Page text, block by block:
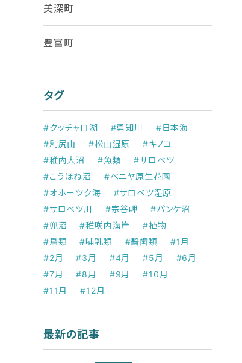
美深町
豊富町
タグ
#クッチャロ湖 #勇知川
#日本海
#利尻山
#松山湿原
#キノコ
#稚内大沼
#魚類
#サロベツ
#こうほね沼
#ベニヤ原生花園
#オホーツク海
#サロベツ湿原
#サロベツ川
#宗谷岬
#パンケ沼
#兜沼
#稚咲内海岸
#植物
#鳥類
#哺乳類 #齧歯類
#1月
#2月
#3月 #4月 #5月
#6月
#7月
#8月 #9月
#10月
#11月
#12月
最新の記事